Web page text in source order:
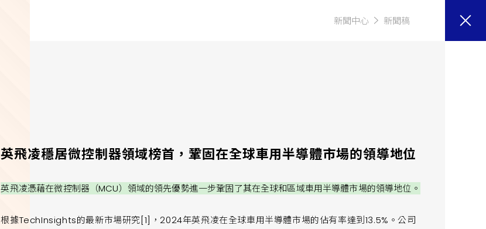
新聞中心 新聞稿
英飛凌穩居微控制器領域榜首，鞏固在全球車用半導體市場的領導地位
英飛凌憑藉在微控制器（MCU）領域的領先優勢進一步鞏固了其在全球和區域車用半導體市場的領導地位。
根據TechInsights的最新市場研究[1]，2024年英飛凌在全球車用半導體市場的佔有率達到13.5%。公司